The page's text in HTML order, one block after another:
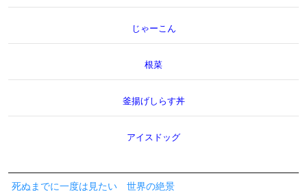
じゃーこん
根菜
釜揚げしらす丼
アイスドッグ
死ぬまでに一度は見たい 世界の絶景